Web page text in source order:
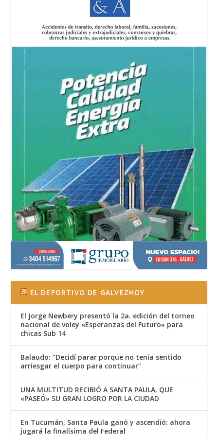
EL DEPORTIVO DE GALVEZHOY
El Jorge Newbery presentó la 2a. edición del torneo
nacional de voley «Esperanzas del Futuro» para
chicas Sub 14
Balaudo: “Decidí parar porque no tenía sentido
arriesgar el cuerpo para continuar”
UNA MULTITUD RECIBIÓ A SANTA PAULA, QUE
«PASEÓ» SU GRAN LOGRO POR LA CIUDAD
En Tucumán, Santa Paula ganó y ascendió: ahora
jugará la finalísima del Federal